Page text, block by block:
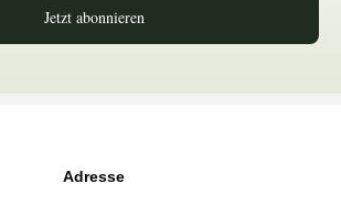
Jetzt abonnieren
Adresse